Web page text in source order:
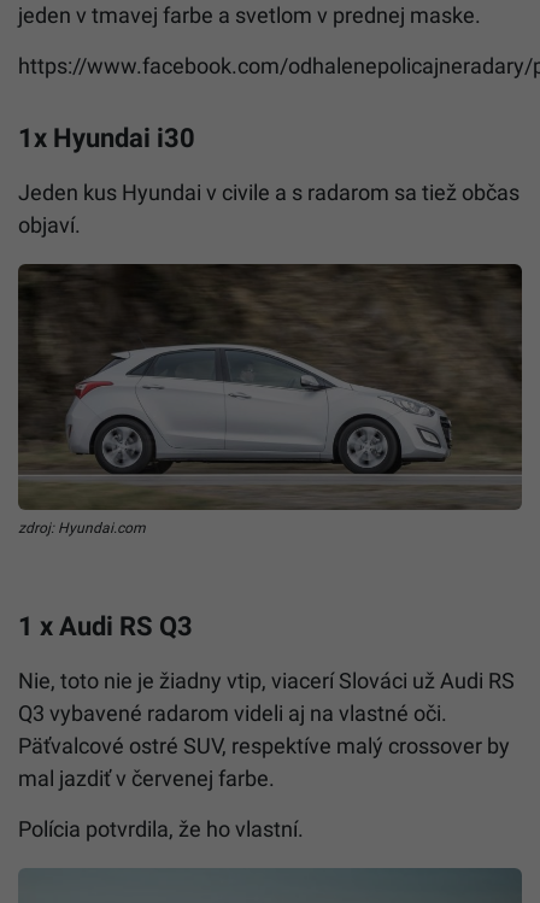
jeden v tmavej farbe a svetlom v prednej maske.
https://www.facebook.com/
1x Hyundai i30
Jeden kus Hyundai v civile a s radarom sa tiež občas
objaví.
zdroj: Hyundai.com
1 x Audi RS Q3
Nie, toto nie je žiadny vtip, viacerí Slováci už Audi RS
Q3 vybavené radarom videli aj na vlastné oči.
Päťvalcové ostré SUV, respektíve malý crossover by
mal jazdiť v červenej farbe.
Polícia potvrdila, že ho vlastní.